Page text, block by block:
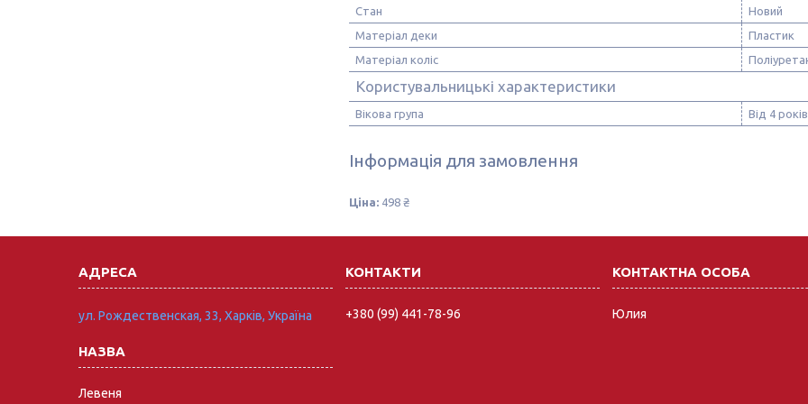
Стан
Новий
Матеріал деки
Пластик
Матеріал коліс
Користувальницькі характеристики
Вікова група Від 4 років
Інформація для замовлення
Ціна: 498 ₴
ул. Рождественская, 33, Харків, Україна
Левеня
+380 (99) 441-78-96 Юлия